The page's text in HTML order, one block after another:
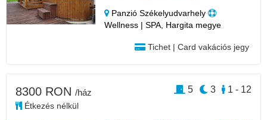
Panzió Székelyudvarhely
Wellness | SPA, Hargita megye
Tichet | Card vakációs jegy
8300 RON /ház
Étkezés nélkül
1 - 12
3
5